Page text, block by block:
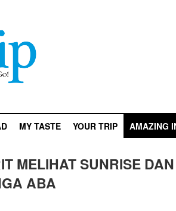
MY TASTE YOUR TRIP AMAZING
MELIHAT SUNRISE
ABA